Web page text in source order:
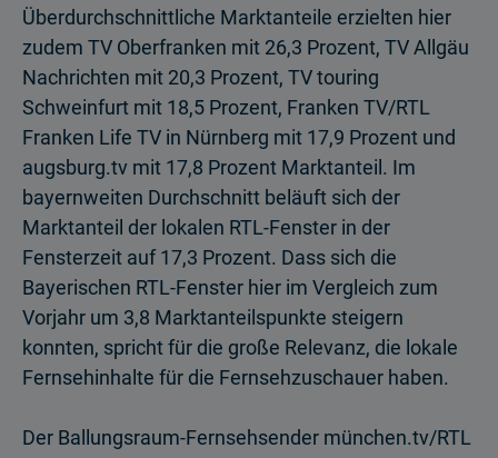
Überdurchschnitt­liche Marktanteile erzielten hier
zudem TV Oberfranken mit 26,3 Prozent, TV Allgäu
Nachrichten mit 20,3 Prozent, TV touring
Schweinfurt mit 18,5 Prozent, Franken TV/RTL
Franken Life TV in Nürnberg mit 17,9 Prozent und
augsburg.tv mit 17,8 Prozent Marktanteil. Im
bayernweiten Durchschnitt beläuft sich der
Marktanteil der lokalen RTL-Fenster in der
Fensterzeit auf 17,3 Prozent. Dass sich die
Bayerischen RTL-Fenster hier im Vergleich zum
Vorjahr um 3,8 Marktanteilspunkte steigern
konnten, spricht für die große Relevanz, die lokale
Fernsehinhalte für die Fernsehzuschauer haben.
Der Ballungsraum-Fernsehsender münchen.tv/RTL